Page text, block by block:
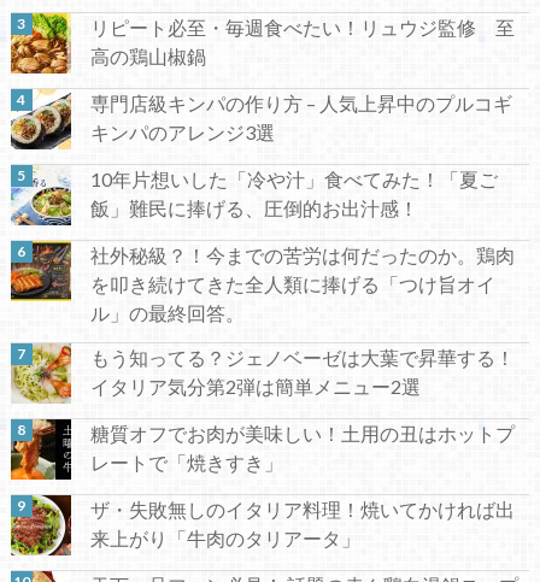
リピート必至・毎週食べたい！リュウジ監修 至
高の鶏山椒鍋
専門店級キンパの作り方 – 人気上昇中のプルコギ
キンパのアレンジ3選
10年片想いした「冷や汁」食べてみた！「夏ご
飯」難民に捧げる、圧倒的お出汁感！
社外秘級？！今までの苦労は何だったのか。鶏肉
を叩き続けてきた全人類に捧げる「つけ旨オイ
ル」の最終回答。
もう知ってる？ジェノベーゼは大葉で昇華する！
イタリア気分第2弾は簡単メニュー2選
糖質オフでお肉が美味しい！土用の丑はホットプ
レートで「焼きすき」
ザ・失敗無しのイタリア料理！焼いてかければ出
来上がり「牛肉のタリアータ」